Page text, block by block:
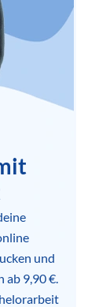
und
ab 9,90 €.